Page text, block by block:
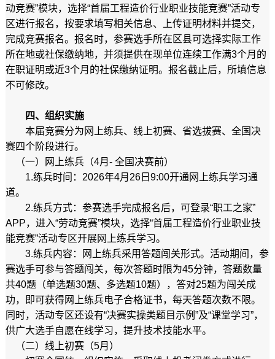
动竞赛”模块，选择“首届工程造价行业职业技能竞赛”活动专
区进行报名，按要求填写相关信息、上传证明材料并提交，
完成竞赛报名。报名时，参赛选手所在区县可选择实际工作
所在地或社保缴纳地，并须提供在现单位连续工作满3个月的
在职证明或近3个月的社保缴纳证明。报名截止后，所填信息
不可修改。
四、组织实施
本届竞赛分为网上练兵、线上初赛、省选拔赛、全国决
赛四个阶段进行。
（一）网上练兵（4月- 全国决赛前）
1.练兵时间：2026年4月26日9:00开通网上练兵学习通
道。
2.练兵方式：参赛选手完成报名后，可登录“职工之家”
APP，进入“劳动竞赛”模块，选择“首届工程造价行业职业技
能竞赛”活动专区开展网上练兵学习。
3.练兵内容：网上练兵采用答题闯关形式。活动期间，参
赛选手可参与答题闯关，每次答题时限为45分钟，答题数量
共40题（单选题30题、多选题10题），答对25题为闯关成
功，即可获得网上练兵电子合格证书，每天答题次数不限。
同时，活动专区还设有“决赛实操类题目示例”及“课堂学习”，
供广大选手自愿在线学习，提升技术技能水平。
（二）线上初赛（5月）